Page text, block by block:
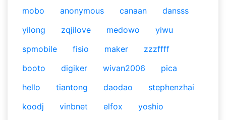
mobo
anonymous canaan
dansss
yilong
zqjilove medowo
yiwu
spmobile
fisio maker
zzzffff
booto
digiker wivan2006
pica
hello
tiantong daodao
stephenzhai
koodj
vinbnet elfox
yoshio